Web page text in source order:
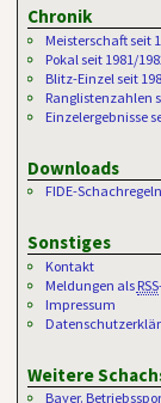
Chronik
Meisterschaft seit
Pokal seit 1981/
Blitz-Einzel seit
Ranglistenzahlen
Einzelergebnisse
Downloads
FIDE-
Sonstiges
Kontakt
Meldungen als RSS
Impressum
Weitere
Bayer.